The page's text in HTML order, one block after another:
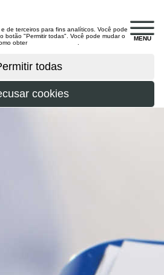
MENU
de terceiros para fins analíticos. Você pode
botão "Permitir todas". Você pode mudar o
obter